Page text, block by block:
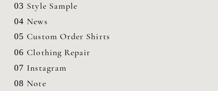
03 Style Sample
04 News
05 Custom Order Shirts
06 Clothing Repair
07 Instagram
08 Note